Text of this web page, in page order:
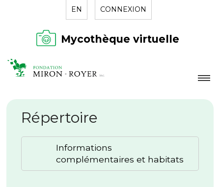
EN CONNEXION
Mycothèque virtuelle
LA FONDATION
NOUVELLES
RÉPERTOIRE
Répertoire
Informations
complémentaires et habitats